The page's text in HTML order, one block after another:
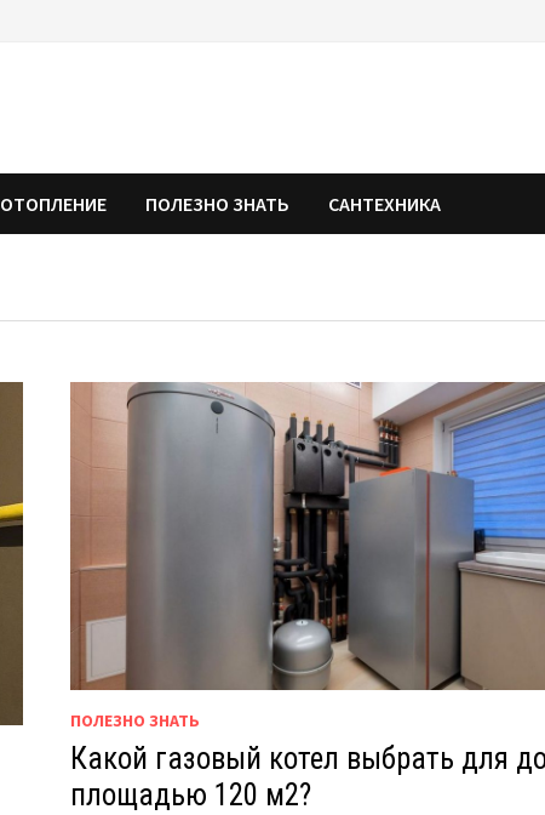
ОТОПЛЕНИЕ ПОЛЕЗНО ЗНАТЬ САНТЕХНИКА
ПОЛЕЗНО ЗНАТЬ
Какой газовый котел выбрать для
площадью 120 м2?